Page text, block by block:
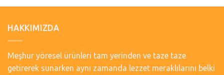
HAKKIMIZDA
Meşhur yöresel ürünleri tam yerinden ve taze taze
getirerek sunarken aynı zamanda lezzet meraklılarını belki